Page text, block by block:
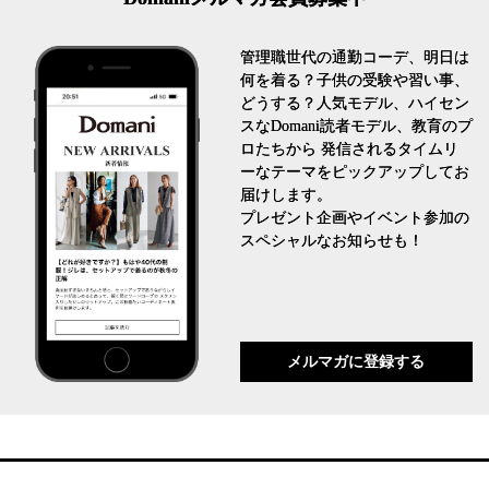
管理職世代の通勤コーデ、明日は
何を着る？子供の受験や習い事、
どうする？人気モデル、ハイセン
スなDomani読者モデル、教育のプ
ロたちから 発信されるタイムリ
ーなテーマをピックアップしてお
届けします。
プレゼント企画やイベント参加の
スペシャルなお知らせも！
メルマガに登録する